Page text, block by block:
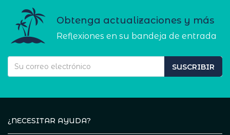
Obtenga actualizaciones y más
Reflexiones en su bandeja de entrada
SUSCRIBIR
¿NECESITAR AYUDA?